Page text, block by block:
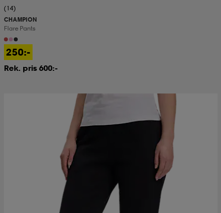
(14)
CHAMPION
Flare Pants
250:-
Rek. pris 600:-